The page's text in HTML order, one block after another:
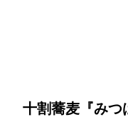
十割蕎麦『みつ